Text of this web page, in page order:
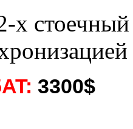
стоечный
3300$